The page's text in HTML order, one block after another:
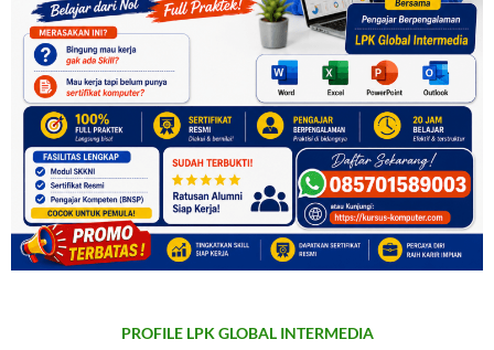
PROFILE LPK GLOBAL INTERMEDIA